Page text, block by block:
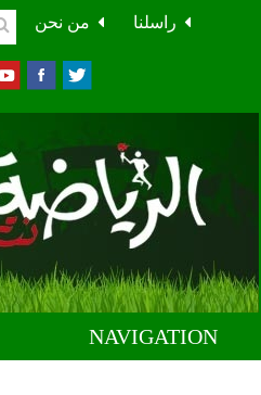
من نحن راسلنا
NAVIGATION